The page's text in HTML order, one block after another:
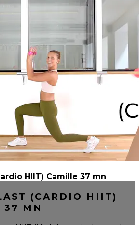
HIIT) Camille 37 mn
(CARDIO HIIT)
37 MN